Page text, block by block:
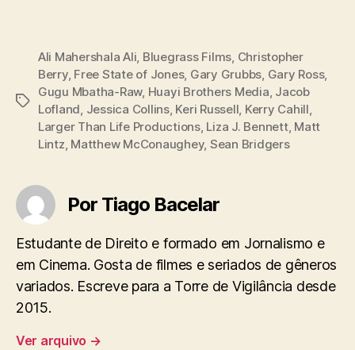
Tags
Ali Mahershala Ali, Bluegrass Films, Christopher
Berry, Free State of Jones, Gary Grubbs, Gary Ross,
Gugu Mbatha-Raw, Huayi Brothers Media, Jacob
Lofland, Jessica Collins, Keri Russell, Kerry Cahill,
Larger Than Life Productions, Liza J. Bennett, Matt
Lintz, Matthew McConaughey, Sean Bridgers
Por Tiago Bacelar
Estudante de Direito e formado em Jornalismo e
em Cinema. Gosta de filmes e seriados de gêneros
variados. Escreve para a Torre de Vigilância desde
2015.
Ver arquivo →